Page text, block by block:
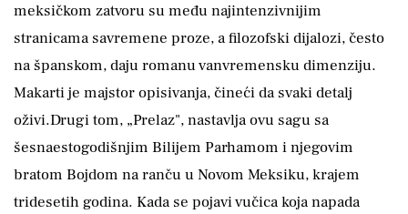
meksičkom zatvoru su među najintenzivnijim
stranicama savremene proze, a filozofski dijalozi, često
na španskom, daju romanu vanvremensku dimenziju.
Makarti je majstor opisivanja, čineći da svaki detalj
oživi.Drugi tom, „Prelaz", nastavlja ovu sagu sa
šesnaestogodišnjim Bilijem Parhamom i njegovim
bratom Bojdom na ranču u Novom Meksiku, krajem
tridesetih godina. Kada se pojavi vučica koja napada